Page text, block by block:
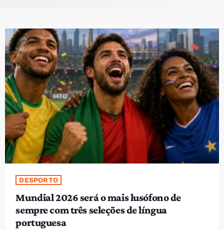
PROGRAMAS
VIDEOS
EVENTOS
CONTACTOS
PORTUGUÊS
TÉTUM
PORTUGUÊS
PRÓXIMOS PROGRAMAS
DESPORTO
Mundial 2026 será o mais lusófono de
sempre com três seleções de língua
portuguesa